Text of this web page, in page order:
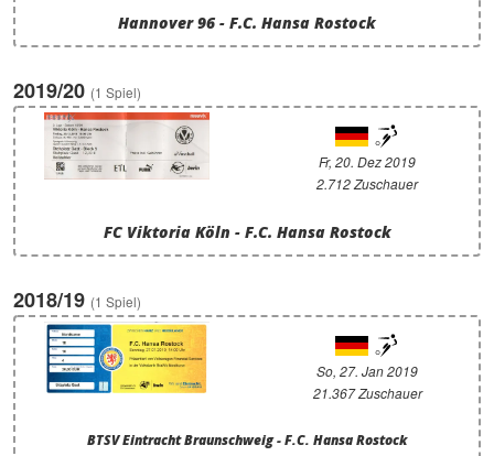
Hannover 96 - F.C. Hansa Rostock
2019/20 (1 Spiel)
Fr, 20. Dez 2019
2.712 Zuschauer
FC Viktoria Köln - F.C. Hansa Rostock
2018/19 (1 Spiel)
So, 27. Jan 2019
21.367 Zuschauer
BTSV Eintracht Braunschweig - F.C. Hansa Rostock